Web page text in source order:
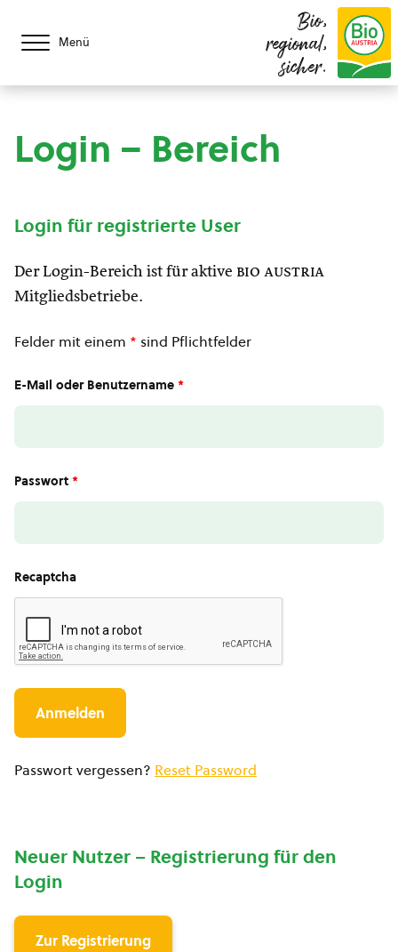
Menü
Bio,
regional,
sicher.
Login – Bereich
Login für registrierte User
Der Login-Bereich ist für aktive bio austria
Mitgliedsbetriebe.
Felder mit einem * sind Pflichtfelder
E-Mail oder Benutzername *
Passwort *
Recaptcha
Passwort vergessen? Reset Password
Neuer Nutzer – Registrierung für den
Login
Zur Registrierung